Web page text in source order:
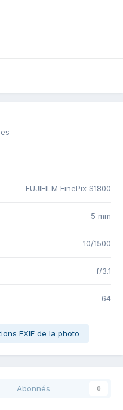
FUJIFILM FinePix S1800
5 mm
10/1500
f/3.1
64
EXIF de la photo
Abonnés 0